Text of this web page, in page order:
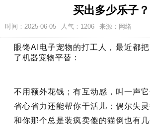
买出多少乐子？
时间：2025-06-05 人气： 1206 来源：网络
眼馋AI电子宠物的打工人，最近都
了机器宠物平替：
不用额外花钱；有互动感，叫一声它
省心省力还能帮你干活儿；偶尔失灵
和你那个总是装疯卖傻的猫倒也有